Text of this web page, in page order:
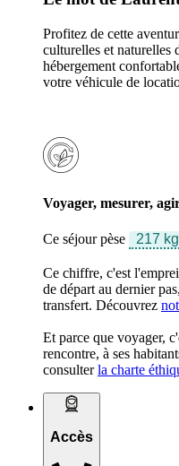
Profitez de cette
culturelles et naturelles
hébergement
votre véhicule de
Voyager, mesurer,
Ce séjour pèse 217
Ce chiffre, c'est
de départ au dernier
transfert. Découvrez
Et parce que voyager,
rencontre, à ses
consulterla charte
Accès